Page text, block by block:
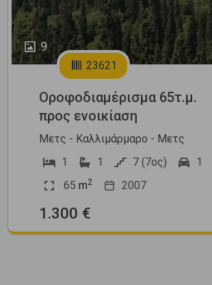
9
23621
Οροφοδιαμέρισμα 65τ.μ.
προς ενοικίαση
Μετς - Καλλιμάρμαρο - Μετς
1
1 7 (7ος)
1
65 m2 2007
1.300 €